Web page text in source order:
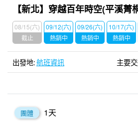
【新北】穿越百年時空(平溪菁
08/15(六)
截止
09/12(六)
熱銷中
09/26(六)
熱銷中
10/17(六)
熱銷中
航班資訊
團體 1天